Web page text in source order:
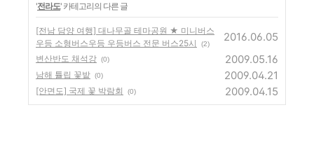
'전라도' 카테고리의 다른 글
[전남 담양 여행] 대나무골 테마공원 ★ 미니버스
우등 소형버스우등 우등버스 전문 버스25시
(2)
2016.06.05
변산반도 채석강 (0) 2009.05.16
남해 튤립 꽃밭 (0) 2009.04.21
[안면도] 국제 꽃 박람회 (0) 2009.04.15